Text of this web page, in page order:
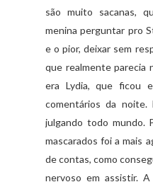
são muito sacanas,
menina perguntar pro
e o pior, deixar sem
que realmente parecia
era Lydia, que ficou
comentários da
julgando todo mundo.
mascarados foi a mais
de contas, como
nervoso em assistir.